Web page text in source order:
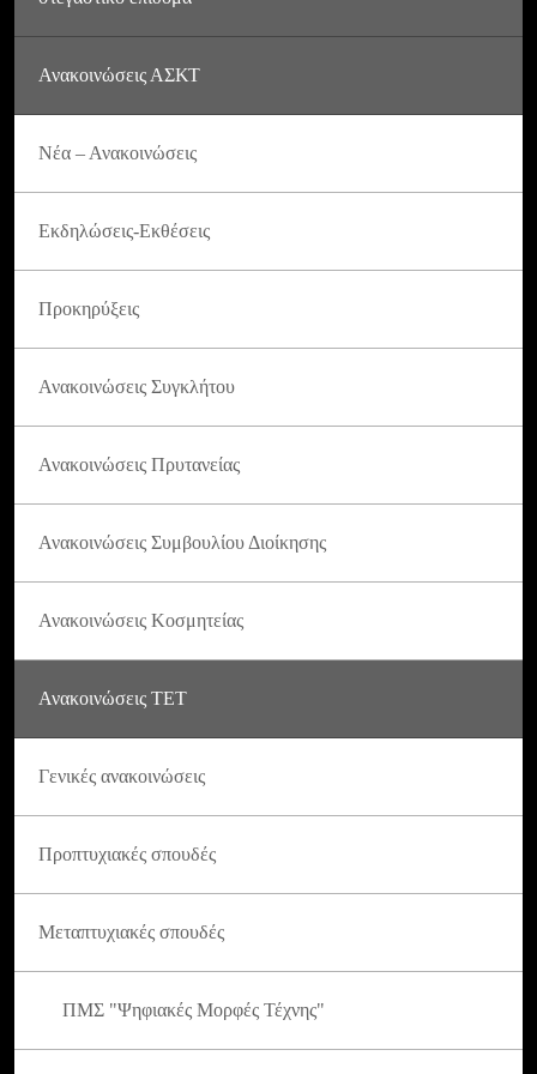
Ανακοινώσεις ΑΣΚΤ
Νέα – Ανακοινώσεις
Εκδηλώσεις-Εκθέσεις
Προκηρύξεις
Ανακοινώσεις Συγκλήτου
Ανακοινώσεις Πρυτανείας
Ανακοινώσεις Συμβουλίου Διοίκησης
Ανακοινώσεις Κοσμητείας
Ανακοινώσεις ΤΕΤ
Γενικές ανακοινώσεις
Προπτυχιακές σπουδές
Μεταπτυχιακές σπουδές
ΠΜΣ "Ψηφιακές Μορφές Τέχνης"